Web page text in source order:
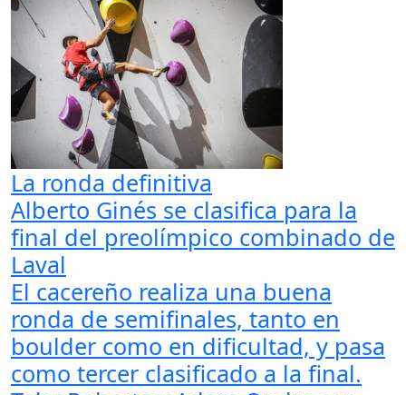
La ronda definitiva
Alberto Ginés se clasifica para la
final del preolímpico combinado de
Laval
El cacereño realiza una buena
ronda de semifinales, tanto en
boulder como en dificultad, y pasa
como tercer clasificado a la final.